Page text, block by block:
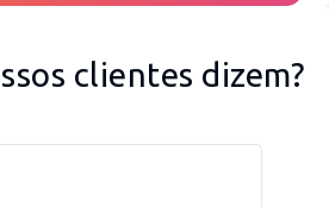
demonstração agora
clientes dizem?